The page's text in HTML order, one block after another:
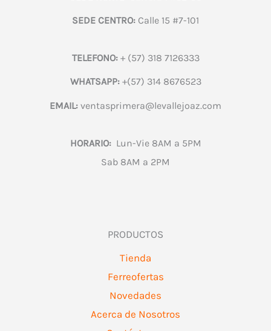
SEDE CENTRO: Calle 15 #7-101
TELEFONO:+ (57) 318 7126333
WHATSAPP:+(57) 314 8676523
EMAIL: ventasprimera@levallejoaz.com
HORARIO:Lun-Vie 8AM a 5PM
Sab 8AM a 2PM
PRODUCTOS
Tienda
Ferreofertas
Novedades
Acerca de Nosotros